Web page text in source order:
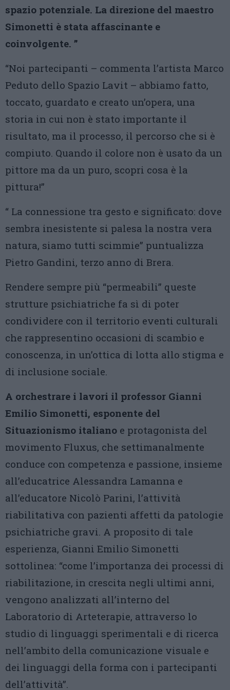
spazio potenziale. La direzione del maestro
Simonetti è stata affascinante e
coinvolgente. ”
“Noi partecipanti – commenta l’artista Marco
Peduto dello Spazio Lavit – abbiamo fatto,
toccato, guardato e creato un’opera, una
storia in cui non è stato importante il
risultato, ma il processo, il percorso che si è
compiuto. Quando il colore non è usato da un
pittore ma da un puro, scopri cosa è la
pittura!”
“ La connessione tra gesto e significato: dove
sembra inesistente si palesa la nostra vera
natura, siamo tutti scimmie” puntualizza
Pietro Gandini, terzo anno di Brera.
Rendere sempre più “permeabili” queste
strutture psichiatriche fa sì di poter
condividere con il territorio eventi culturali
che rappresentino occasioni di scambio e
conoscenza, in un’ottica di lotta allo stigma e
di inclusione sociale.
A orchestrare i lavori il professor Gianni
Emilio Simonetti, esponente del
Situazionismo italiano e protagonista del
movimento Fluxus, che settimanalmente
conduce con competenza e passione, insieme
all’educatrice Alessandra Lamanna e
all’educatore Nicolò Parini, l’attività
riabilitativa con pazienti affetti da patologie
psichiatriche gravi. A proposito di tale
esperienza, Gianni Emilio Simonetti
sottolinea: “come l’importanza dei processi di
riabilitazione, in crescita negli ultimi anni,
vengono analizzati all’interno del
Laboratorio di Arteterapie, attraverso lo
studio di linguaggi sperimentali e di ricerca
nell’ambito della comunicazione visuale e
dei linguaggi della forma con i partecipanti
dell’attività”.